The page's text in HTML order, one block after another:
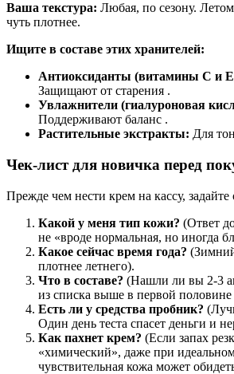
Ваша текстура: Любая, по сезону.
чуть плотнее.
Ищите в составе этих хранителей:
Антиоксиданты (витамины С и
Защищают от старения .
Увлажнители (гиалуроновая
Поддерживают баланс .
Растительные экстракты: Для
Чек-лист для новичка перед
Прежде чем нести крем на кассу, задайте
Какой у меня тип кожи? (Ответ
не «вроде нормальная, но иногда
Какое сейчас время года?
плотнее летнего).
Что в составе? (Нашли ли вы 2-3
из списка выше в первой половине
Есть ли у средства пробник?
Один день теста спасет деньги и
Как пахнет крем? (Если запах
«химический», даже при идеальном
чувствительная кожа может